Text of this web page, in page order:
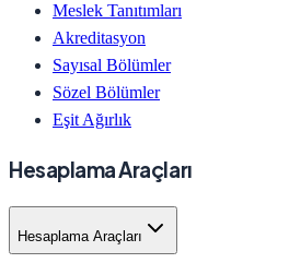
Meslek Tanıtımları
Akreditasyon
Sayısal Bölümler
Sözel Bölümler
Eşit Ağırlık
Hesaplama Araçları
Hesaplama Araçları